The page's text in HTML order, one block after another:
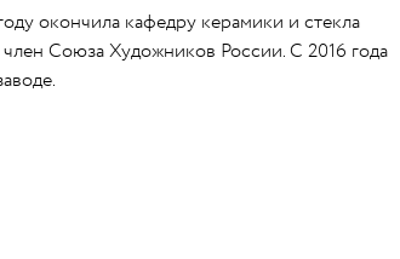
окончила кафедру керамики и стекла
Союза Художников России. С 2016 года